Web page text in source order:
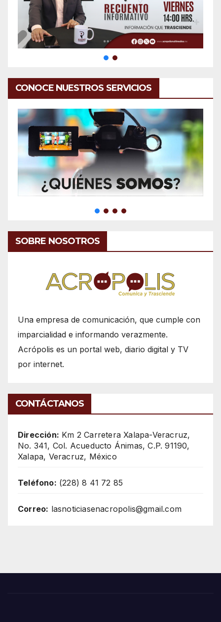
CONOCE NUESTROS SERVICIOS
SOBRE NOSOTROS
Una empresa de comunicación, que cumple con
imparcialidad e informando verazmente.
Acrópolis es un portal web, diario digital y TV
por internet.
CONTÁCTANOS
Dirección: Km 2 Carretera Xalapa-Veracruz,
No. 341, Col. Acueducto Ánimas, C.P. 91190,
Xalapa, Veracruz, México
Teléfono: (228) 8 41 72 85
Correo: lasnoticiasenacropolis@gmail.com